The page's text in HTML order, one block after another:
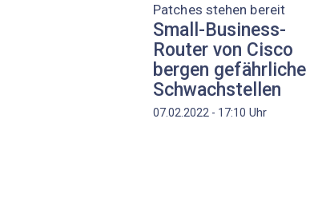
Patches stehen bereit
Small-Business-
Router von Cisco
bergen gefährliche
Schwachstellen
07.02.2022 - 17:10 Uhr